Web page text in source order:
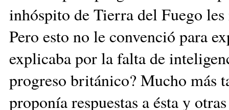
inhóspito de Tierra del Fuego
Pero esto no le con­ven­ció para
expli­caba por la falta de
progreso británico? Mucho más
proponía respuestas a ésta y